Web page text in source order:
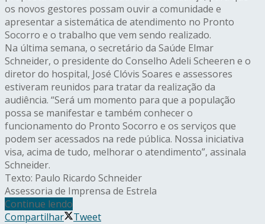
os novos gestores possam ouvir a comunidade e
apresentar a sistemática de atendimento no Pronto
Socorro e o trabalho que vem sendo realizado.
Na última semana, o secretário da Saúde Elmar
Schneider, o presidente do Conselho Adeli Scheeren e o
diretor do hospital, José Clóvis Soares e assessores
estiveram reunidos para tratar da realização da
audiência. “Será um momento para que a população
possa se manifestar e também conhecer o
funcionamento do Pronto Socorro e os serviços que
podem ser acessados na rede pública. Nossa iniciativa
visa, acima de tudo, melhorar o atendimento”, assinala
Schneider.
Texto: Paulo Ricardo Schneider
Assessoria de Imprensa de Estrela
Continue lendo
Compartilhar
Tweet